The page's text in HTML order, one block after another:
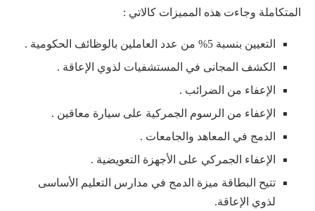
المتكاملة وجاءت هذه المميزات كالاتي :
التعيين بنسبة 5% من عدد العاملين بالوظائف الحكومية .
الكشف المجانى في المستشفيات لذوي الإعاقة .
الإعفاء من الضرائب .
الإعفاء من الرسوم الجمركية على سيارة معاقين .
الدمج في المعاهد والجامعات .
الإعفاء الجمركي على الأجهزة التعويضية .
تتيح البطاقة ميزة الدمج في مدارس التعليم الأساسى
لذوي الإعاقة.